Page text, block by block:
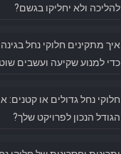
להליכה ולא יחליקו בגשם?
איך מתקינים חלוקי נחל
כדי למנוע שקיעה ועשבים
חלוקי נחל גדולים או קטנים:
הגודל הנכון לפרויקט שלך?